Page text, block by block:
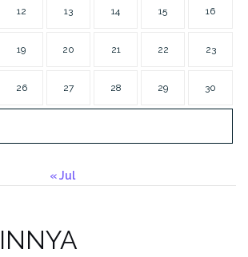
12 13 14 15 16
19 20 21 22 23
26 27 28 29 30
« Jul